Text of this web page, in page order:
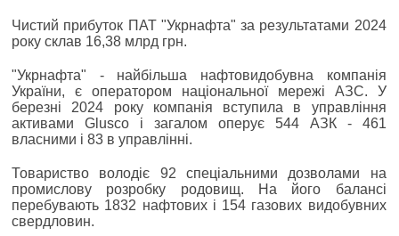
Чистий прибуток ПАТ "Укрнафта" за результатами 2024
року склав 16,38 млрд грн.
"Укрнафта" - найбільша нафтовидобувна компанія
України, є оператором національної мережі АЗС. У
березні 2024 року компанія вступила в управління
активами Glusco і загалом оперує 544 АЗК - 461
власними і 83 в управлінні.
Товариство володіє 92 спеціальними дозволами на
промислову розробку родовищ. На його балансі
перебувають 1832 нафтових і 154 газових видобувних
свердловин.